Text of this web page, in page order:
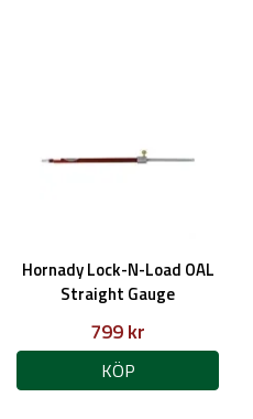
Hornady Lock-N-Load OAL
Straight Gauge
799 kr
KÖP